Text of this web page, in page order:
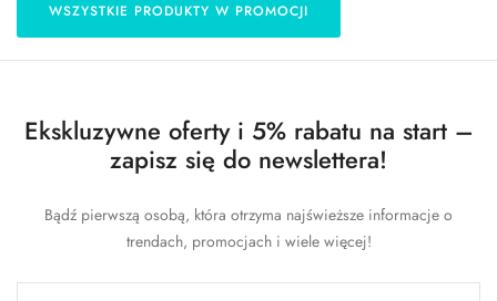
WSZYSTKIE PRODUKTY W PROMOCJI
Ekskluzywne oferty i 5% rabatu na start –
zapisz się do newslettera!
Bądź pierwszą osobą, która otrzyma najświeższe informacje o
trendach, promocjach i wiele więcej!